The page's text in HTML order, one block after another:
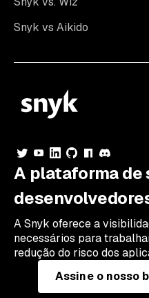
Snyk vs Aikido
A plataforma de
A Snyk oferece a
necessários para
redução do risco dos
Assine o nosso